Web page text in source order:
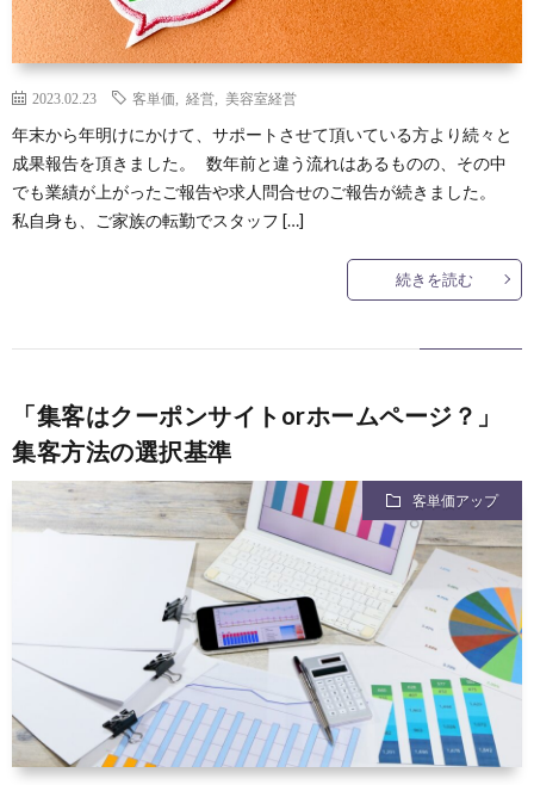
2023.02.23 客単価 経営 美容室経営
年末から年明けにかけて、サポートさせて頂いている方より続々と
成果報告を頂きました。 数年前と違う流れはあるものの、その中
でも業績が上がったご報告や求人問合せのご報告が続きました。
私自身も、ご家族の転勤でスタッフ […]
続きを読む
「集客はクーポンサイトorホームページ？」
集客方法の選択基準
客単価アップ